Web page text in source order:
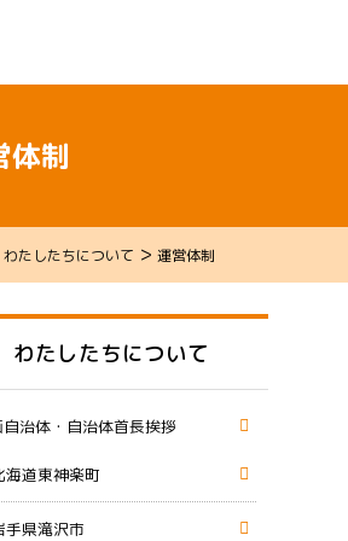
体制
わたしたちについて > 運営体制
わたしたちについて
治体・自治体首長挨拶
海道東神楽町
手県滝沢市